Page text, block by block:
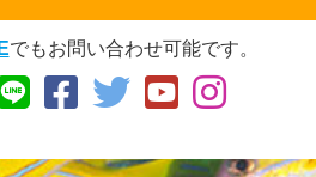
でもお問い合わせ可能です。